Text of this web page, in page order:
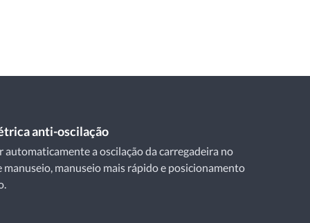
anti-oscilação
automaticamente a oscilação da carregadeira no
manuseio, manuseio mais rápido e posicionamento